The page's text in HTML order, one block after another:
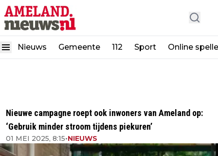
Nieuws Gemeente 112 Sport Online
Nieuwe campagne roept ook inwoners van Ameland op:
‘Gebruik minder stroom tijdens piekuren’
01 MEI 2025, 8:15•NIEUWS